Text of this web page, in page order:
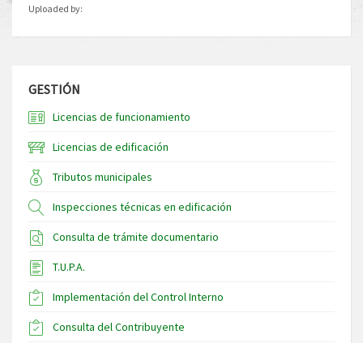
Uploaded by:
GESTIÓN
Licencias de funcionamiento
Licencias de edificación
Tributos municipales
Inspecciones técnicas en edificación
Consulta de trámite documentario
T.U.P.A.
Implementación del Control Interno
Consulta del Contribuyente